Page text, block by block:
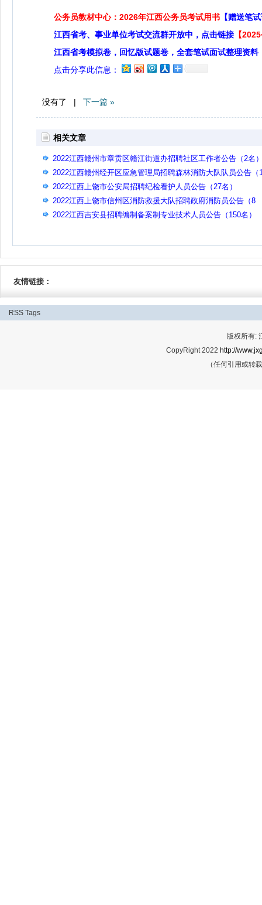
公务员教材中心：2026年江西公务员考试用书 【赠送笔
江西省考、事业单位考试交流群开放中，点击链接 【
江西省考模拟卷，回忆版试题卷，全套笔试面试整理资料
点击分享此信息：
没有了 | 下一篇 »
相关文章
2022江西赣州市章贡区赣江街道办招聘社区工作者公告（2名
2022江西赣州经开区应急管理局招聘森林消防大队队员公告（
名）
2022江西上饶市公安局招聘纪检看护人员公告（27名）
2022江西上饶市信州区消防救援大队招聘政府消防员公告（8
名）
2022江西吉安县招聘编制备案制专业技术人员公告（150名）
友情链接：
RSS Tags
版权所有:
CopyRight 2022 http://
（任何引用或转